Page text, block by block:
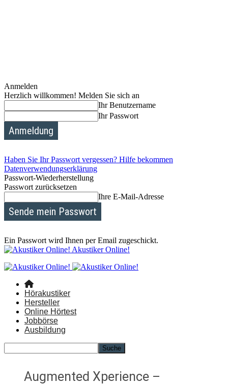
Anmelden
Herzlich willkommen! Melden Sie sich an
Ihr Benutzername
Ihr Passwort
Haben Sie Ihr Passwort vergessen? Hilfe bekommen
Datenverwendungserklärung
Passwort-Wiederherstellung
Passwort zurücksetzen
Ihre E-Mail-Adresse
Ein Passwort wird Ihnen per Email zugeschickt.
Akustiker Online!
Hörakustiker
Hersteller
Online Hörtest
Jobbörse
Ausbildung
Augmented Xperience –